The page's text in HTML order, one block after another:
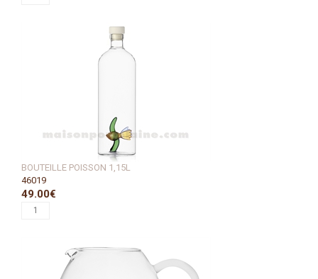
BOUTEILLE POISSON 1,15L
46019
49.00€